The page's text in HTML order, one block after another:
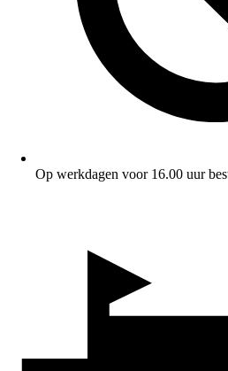
Op werkdagen voor 16.00 uur